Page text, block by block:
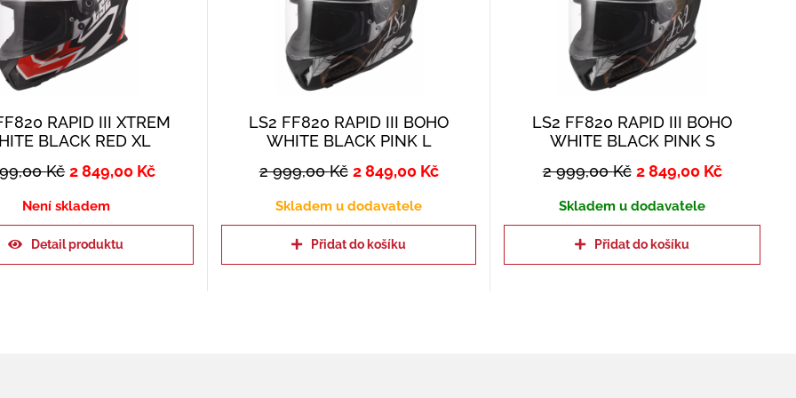
RAPID III XTREM
BLACK RED XL
Kč 2 849,00 Kč
Není skladem
Detail produktu
LS2 FF820 RAPID III BOHO
WHITE BLACK PINK L
2 999,00Kč 2 849,00 Kč
Skladem u dodavatele
Přidat do košíku
LS2 FF820 RAPID III BOHO
WHITE BLACK PINK S
2 999,00Kč 2 849,00 Kč
Skladem u dodavatele
Přidat do košíku